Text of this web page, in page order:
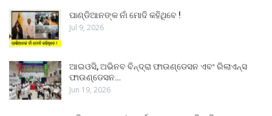
ପାଣ୍ଡିଆନଙ୍କ ନାଁ ମୋଦି କହିଥିବେ !
Jul 9, 2026
ଆଇଓସି, ଅଭିନବ ବିନ୍ଦ୍ରା ଫାଉଣ୍ଡେସନ ଏବଂ ରିଲାଏନ୍ସ
ଫାଉଣ୍ଡେସନ…
Jun 19, 2026